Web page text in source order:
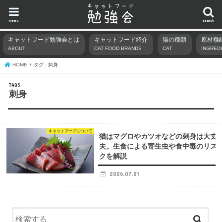
search
menu
キャットフード勉強会とは
ABOUT
キャットフード紹介
CAT FOOD BRANDS
猫の種類
CAT
原材料
HOME タグ : 刺身
刺身
キャットフードについて
猫はマグロやカツオなどの刺身は大丈
夫。生食による寄生虫や食中毒のリス
クを解説
2026.07.01